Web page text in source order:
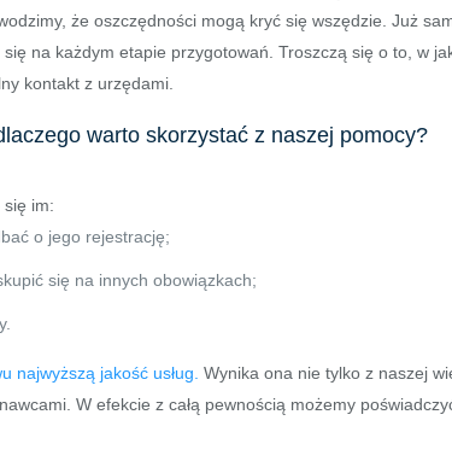
że oszczędności mogą kryć się wszędzie. Już
na każdym etapie przygotowań. Troszczą się o to, w
kontakt z urzędami.
warto skorzystać z naszej pomocy?
się im:
o jego rejestrację;
się na innych obowiązkach;
najwyższą jakość usług. Wynika ona nie tylko z naszej
W efekcie z całą pewnością możemy